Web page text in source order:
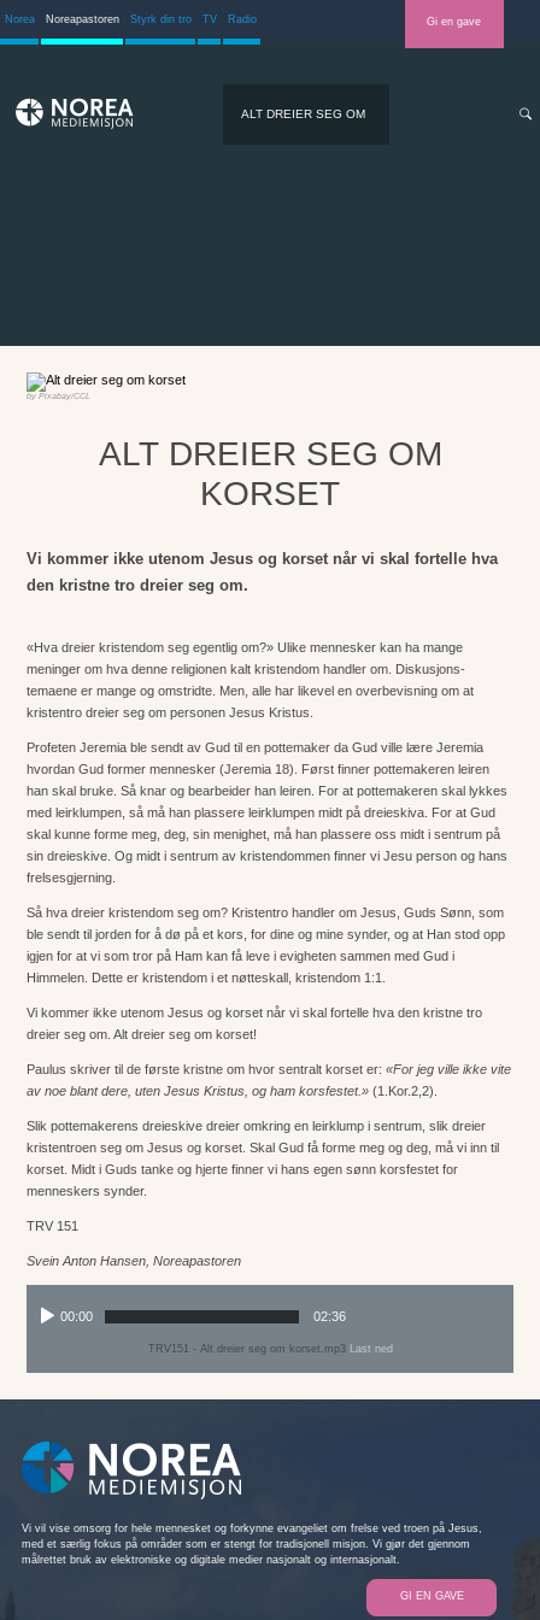
Norea Noreapastoren Styrk din tro TV Radio Gi en gave
ALT DREIER SEG OM
Pixabay/CCL
ALT DREIER SEG OM
KORSET
Vi kommer ikke utenom Jesus og korset når vi skal fortelle hva
den kristne tro dreier seg om.
«Hva dreier kristendom seg egentlig om?» Ulike mennesker kan ha mange
meninger om hva denne religionen kalt kristendom handler om. Diskusjons-
temaene er mange og omstridte. Men, alle har likevel en overbevisning om at
kristentro dreier seg om personen Jesus Kristus.
Profeten Jeremia ble sendt av Gud til en pottemaker da Gud ville lære Jeremia
hvordan Gud former mennesker (Jeremia 18). Først finner pottemakeren leiren
han skal bruke. Så knar og bearbeider han leiren. For at pottemakeren skal lykkes
med leirklumpen, så må han plassere leirklumpen midt på dreieskiva. For at Gud
skal kunne forme meg, deg, sin menighet, må han plassere oss midt i sentrum på
sin dreieskive. Og midt i sentrum av kristendommen finner vi Jesu person og hans
frelsesgjerning.
Så hva dreier kristendom seg om? Kristentro handler om Jesus, Guds Sønn, som
ble sendt til jorden for å dø på et kors, for dine og mine synder, og at Han stod opp
igjen for at vi som tror på Ham kan få leve i evigheten sammen med Gud i
Himmelen. Dette er kristendom i et nøtteskall, kristendom 1:1.
Vi kommer ikke utenom Jesus og korset når vi skal fortelle hva den kristne tro
dreier seg om. Alt dreier seg om korset!
Paulus skriver til de første kristne om hvor sentralt korset er: «For jeg ville ikke vite
av noe blant dere, uten Jesus Kristus, og ham korsfestet.» (1.Kor.2,2).
Slik pottemakerens dreieskive dreier omkring en leirklump i sentrum, slik dreier
kristentroen seg om Jesus og korset. Skal Gud få forme meg og deg, må vi inn til
korset. Midt i Guds tanke og hjerte finner vi hans egen sønn korsfestet for
menneskers synder.
TRV 151
Svein Anton Hansen, Noreapastoren
00:00 02:36
TRV151 - Alt dreier seg om korset.mp3 Last ned
Vi vil vise omsorg for hele mennesket og forkynne evangeliet om frelse ved troen på Jesus,
med et særlig fokus på områder som er stengt for tradisjonell misjon. Vi gjør det gjennom
målrettet bruk av elektroniske og digitale medier nasjonalt og internasjonalt.
GI EN GAVE